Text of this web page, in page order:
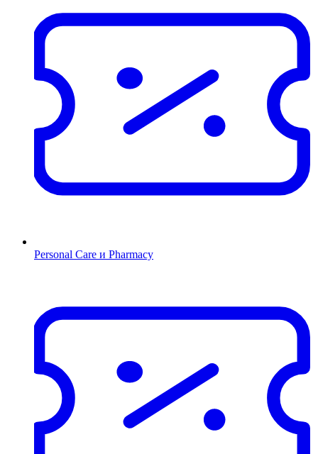
Personal Care и Pharmacy